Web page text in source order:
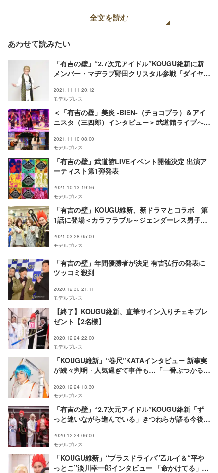
全文を読む
あわせて読みたい
「有吉の壁」“2.7次元アイドル”KOUGU維新に新
メンバー・マヂラブ野田クリスタル参戦「ダイヤモ
零」
2021.11.11 20:12
モデルプレス
＜「有吉の壁」美炎 -BIEN-（チョコプラ）＆アイ
ニスタ（三四郎）インタビュー＞武道館ライブへの
2021.11.10 08:00
モデルプレス
「有吉の壁」武道館LIVEイベント開催決定 出演ア
ーティスト第1弾発表
2021.10.13 19:56
モデルプレス
「有吉の壁」KOUGU維新、新ドラマとコラボ 第
1話に登場＜カラフラブル～ジェンダーレス男子に
2021.03.28 05:00
モデルプレス
「有吉の壁」年間優勝者が決定 有吉弘行の発表に
ツッコミ殺到
2020.12.30 21:11
モデルプレス
【終了】KOUGU維新、直筆サイン入りチェキプレ
ゼント【2名様】
2020.12.24 22:00
モデルプレス
「KOUGU維新」“巻尺”KATAインタビュー 新事実
が続々判明・人気過ぎて事件も…「一番ぶつかる」
2020.12.24 13:30
モデルプレス
「有吉の壁」“2.7次元アイドル”KOUGU維新「ず
っと迷いながら進んでいる」きつねらが語る今後の
2020.12.24 06:00
モデルプレス
「KOUGU維新」“プラスドライバ”乙ルイ＆“平や
っとこ”淡川幸一郎インタビュー 「命かけてる」ミ